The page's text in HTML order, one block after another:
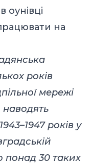
оунівці
на
років
мережі
наводять
років у
понад 30 таких